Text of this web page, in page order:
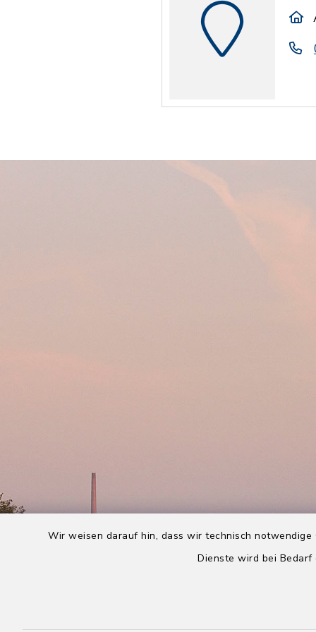
Wir weisen darauf hin, dass wir technisch
Dienste wird bei